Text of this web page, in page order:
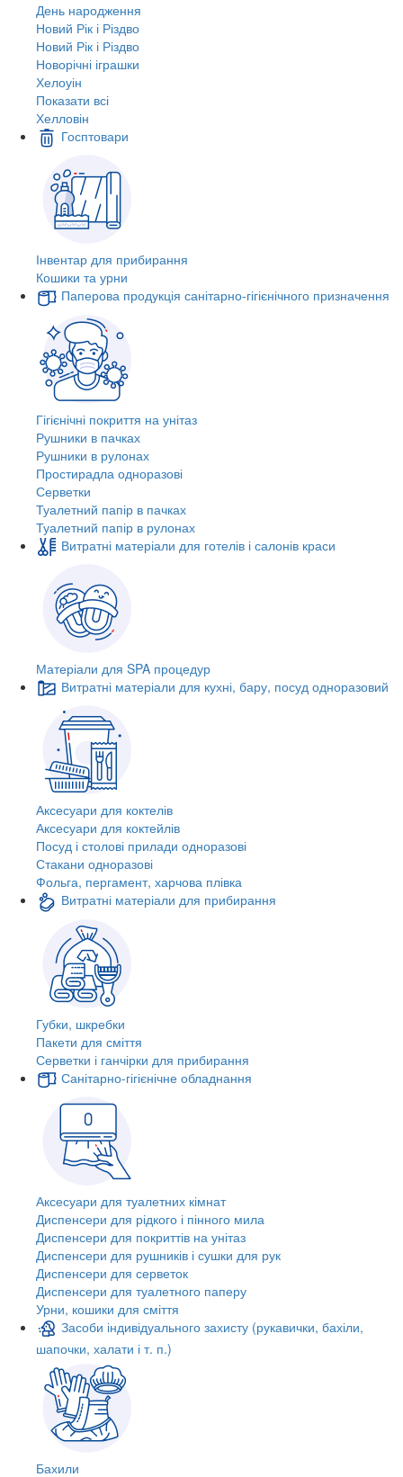
День народження
Новий Рік і Різдво
Новий Рік і Різдво
Новорічні іграшки
Хелоуін
Показати всі
Хелловін
Госптовари
Інвентар для прибирання
Кошики та урни
Паперова продукція санітарно-гігієнічного призначення
Гігієнічні покриття на унітаз
Рушники в пачках
Рушники в рулонах
Простирадла одноразові
Серветки
Туалетний папір в пачках
Туалетний папір в рулонах
Витратні матеріали для готелів і салонів краси
Матеріали для SPA процедур
Витратні матеріали для кухні, бару, посуд одноразовий
Аксесуари для коктелів
Аксесуари для коктейлів
Посуд і столові прилади одноразові
Стакани одноразові
Фольга, пергамент, харчова плівка
Витратні матеріали для прибирання
Губки, шкребки
Пакети для сміття
Серветки і ганчірки для прибирання
Санітарно-гігієнічне обладнання
Аксесуари для туалетних кімнат
Диспенсери для рідкого і пінного мила
Диспенсери для покриттів на унітаз
Диспенсери для рушників і сушки для рук
Диспенсери для серветок
Диспенсери для туалетного паперу
Урни, кошики для сміття
Засоби індивідуального захисту (рукавички, бахіли,
шапочки, халати і т. п.)
Бахили